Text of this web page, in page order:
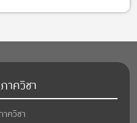
าควิชา
ควิชา